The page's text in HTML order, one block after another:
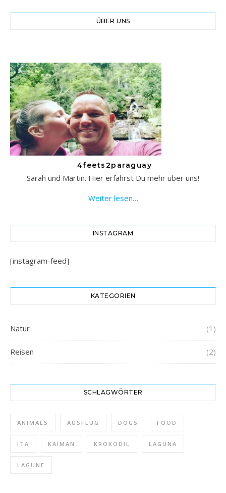
ÜBER UNS
4feets2paraguay
Sarah und Martin. Hier erfährst Du mehr über uns!
Weiter lesen…
INSTAGRAM
[instagram-feed]
KATEGORIEN
Natur (1)
Reisen (2)
SCHLAGWÖRTER
ANIMALS AUSFLUG DOGS FOOD
ITA KAIMAN KROKODIL LAGUNA
LAGUNE